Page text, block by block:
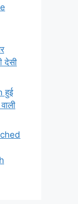
देसी
हुई